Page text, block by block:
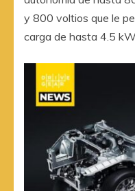
y 800 voltios que le
carga de hasta 4.5